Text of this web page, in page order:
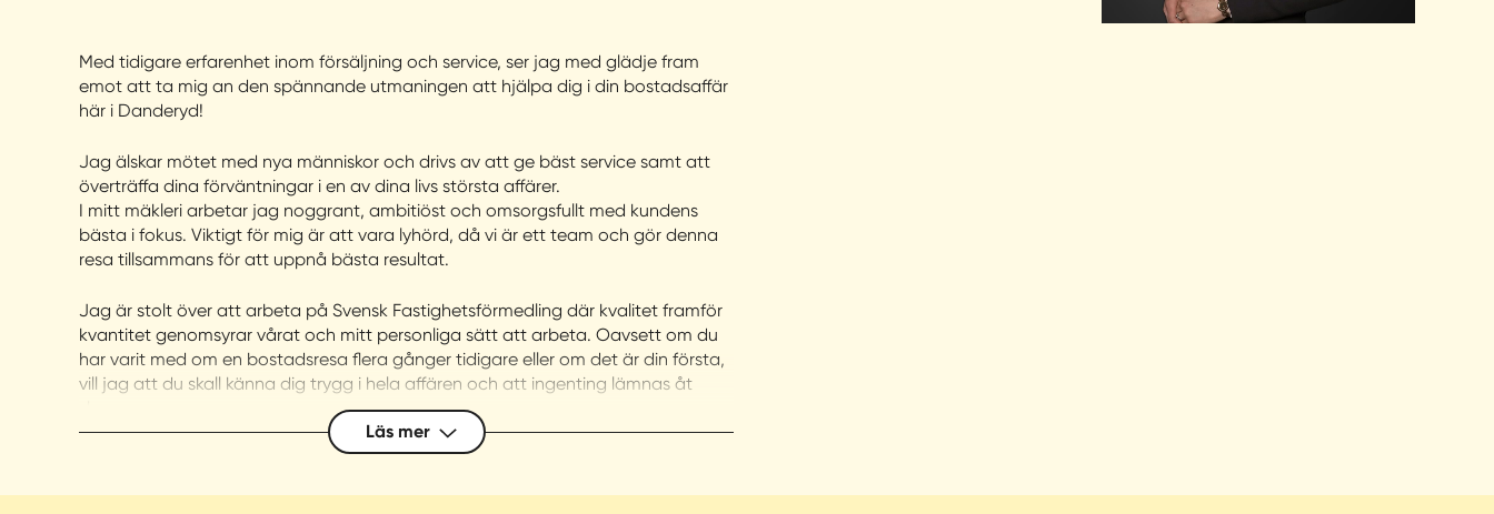
Med tidigare erfarenhet inom försäljning och service, ser jag med glädje fram
emot att ta mig an den spännande utmaningen att hjälpa dig i din bostadsaffär
här i Danderyd!
Jag älskar mötet med nya människor och drivs av att ge bäst service samt att
överträffa dina förväntningar i en av dina livs största affärer.
I mitt mäkleri arbetar jag noggrant, ambitiöst och omsorgsfullt med kundens
bästa i fokus. Viktigt för mig är att vara lyhörd, då vi är ett team och gör denna
resa tillsammans för att uppnå bästa resultat.
Jag är stolt över att arbeta på Svensk Fastighetsförmedling där kvalitet framför
kvantitet genomsyrar vårat och mitt personliga sätt att arbeta. Oavsett om du
har varit med om en bostadsresa flera gånger tidigare eller om det är din första,
vill jag att du skall känna dig trygg i hela affären och att ingenting lämnas åt
Vill du sälja din bostad, veta mer om marknadsläget eller ha en värdering? Slå
Läs mer